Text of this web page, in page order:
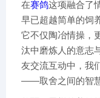
在赛鸽这项融合了
早已超越简单的饲
它不仅陶冶情操，
汰中磨炼人的意志
友交流互动中，我
——取舍之间的智慧